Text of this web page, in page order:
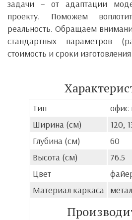
задачи – от адаптации
проекту. Поможем
реальность. Обращаем
стандартных параметров
стоимость и сроки
Тип
офис
Ширина (см)
120,
Глубина (см)
60
Высота (см)
76.5
Цвет
Материал каркаса